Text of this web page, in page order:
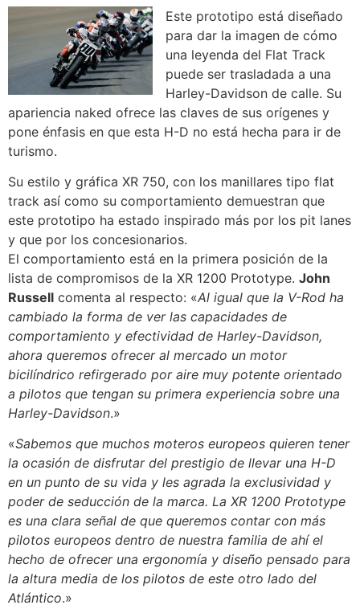
Este prototipo está diseñado
para dar la imagen de cómo
una leyenda del Flat Track
puede ser trasladada a una
Harley-Davidson de calle. Su
apariencia naked ofrece las claves de sus orígenes y
pone énfasis en que esta H-D no está hecha para ir de
turismo.
Su estilo y gráfica XR 750, con los manillares tipo flat
track así como su comportamiento demuestran que
este prototipo ha estado inspirado más por los pit lanes
y que por los concesionarios.
El comportamiento está en la primera posición de la
lista de compromisos de la XR 1200 Prototype. John
Russell comenta al respecto: «Al igual que la V-Rod ha
cambiado la forma de ver las capacidades de
comportamiento y efectividad de Harley-Davidson,
ahora queremos ofrecer al mercado un motor
bicilíndrico refirgerado por aire muy potente orientado
a pilotos que tengan su primera experiencia sobre una
Harley-Davidson.»
«Sabemos que muchos moteros europeos quieren tener
la ocasión de disfrutar del prestigio de llevar una H-D
en un punto de su vida y les agrada la exclusividad y
poder de seducción de la marca. La XR 1200 Prototype
es una clara señal de que queremos contar con más
pilotos europeos dentro de nuestra familia de ahí el
hecho de ofrecer una ergonomía y diseño pensado para
la altura media de los pilotos de este otro lado del
Atlántico.»